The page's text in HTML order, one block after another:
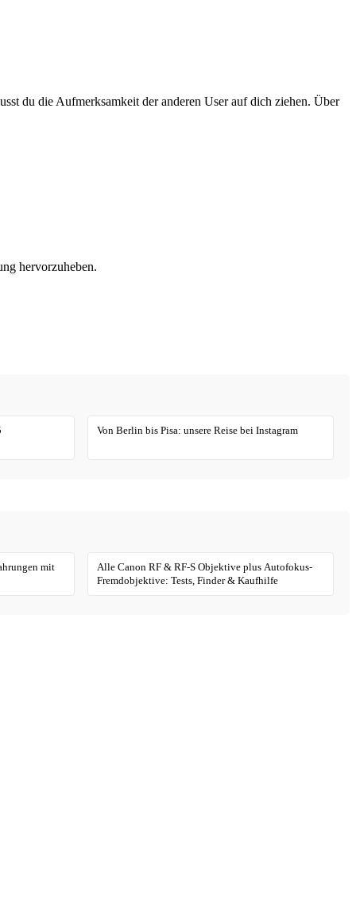
du die Aufmerksamkeit der anderen User auf dich ziehen. Über
hervorzuheben.
Von Berlin bis Pisa: unsere Reise bei Instagram
mit
Alle Canon RF & RF-S Objektive plus Autofokus-
Fremdobjektive: Tests, Finder & Kaufhilfe